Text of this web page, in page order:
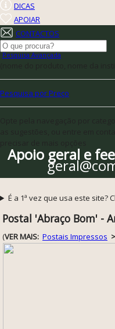
DICAS
APOIAR
CONTACTOS
Pesquisa Avançada
Pesquisa por Preço
Apoio geral e
É a 1ª vez que usa este site?
Postal 'Abraço Bom' -
(VER MAIS: Postais Impressos >